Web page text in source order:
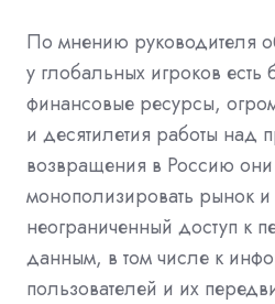
По мнению руководителя
у глобальных игроков есть
финансовые ресурсы,
и десятилетия работы над
возвращения в Россию они
монополизировать рынок и
неограниченный доступ к
данным, в том числе к
пользователей и их